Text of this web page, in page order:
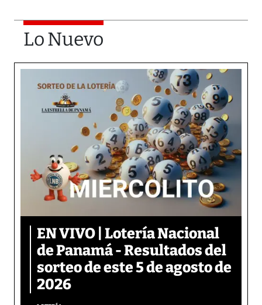
Lo Nuevo
EN VIVO | Lotería Nacional
de Panamá - Resultados del
sorteo de este 5 de agosto de
2026